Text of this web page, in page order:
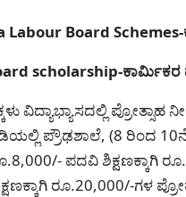
Labour Board
scholarship-ಕಾರ್ಮಿಕರ
ವಿದ್ಯಾಭ್ಯಾಸದಲ್ಲಿ
ಪ್ರೌಢಶಾಲೆ, (8 ರಿಂದ
ಪದವಿ ಶಿಕ್ಷಣಕ್ಕಾಗಿ
ರೂ.20,000/-ಗಳ